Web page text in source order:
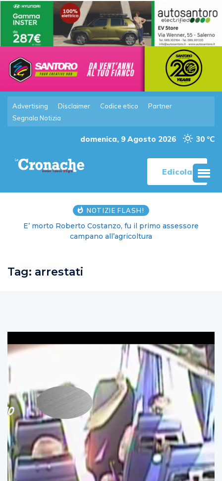
Advertising Disclaimer Codice etico
Partner
Segnala Notizia
domenica, 9 Agosto 2026 30 °C
Edicola
NOTIZIE FLASH!
E’ morto Roberto Costanzo, fu il primo assessore
campano all’agricoltura
Tag: arrestati